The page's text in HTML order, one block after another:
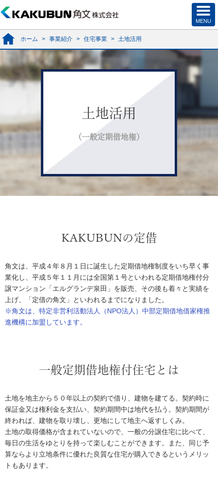
ホーム > 事業紹介 > 住宅事業 > 土地活用
土地活用
（一般定期借地権）
KAKUBUNの定借
角文は、平成４年８月１日に誕生した定期借地権制度をいち早く事
業化し、平成５年１１月には全国第１号といわれる定期借地権付分
譲マンション「エルグランデ泉田」を販売、その後も着々と実績を
上げ、「定借の角文」といわれるまでになりました。
※角文は、特定非営利活動法人（NPO法人）中部定期借地借家権推
進機構に加盟しています。
一般定期借地権付住宅とは
土地を地主から５０年以上の契約で借り、建物を建てる。契約時に
保証金又は権利金を支払い、契約期間中は地代を払う。契約期間が
終われば、建物を取り壊し、更地にして地主へ返すしくみ。
土地の取得価格が含まれていないので、一般の分譲住宅に比べて、
毎日の生活をゆとりを持って楽しむことができます。また、同じ予
算ならより立地条件に優れた良質な住宅が購入できるというメリッ
トもあります。